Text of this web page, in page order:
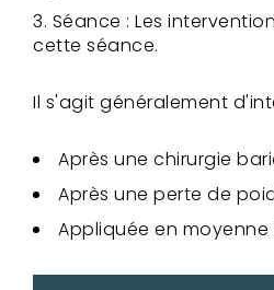
Séance : Les
cette séance.
Il s'agit généralement
Après une chirurgie
Après une perte de
Appliquée en